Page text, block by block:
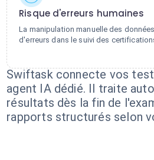
Risque d'erreurs humaines
La manipulation manuelle des
d'erreurs dans le suivi des
Swiftask connecte vos
agent IA dédié. Il traite
résultats dès la fin de
rapports structurés selon